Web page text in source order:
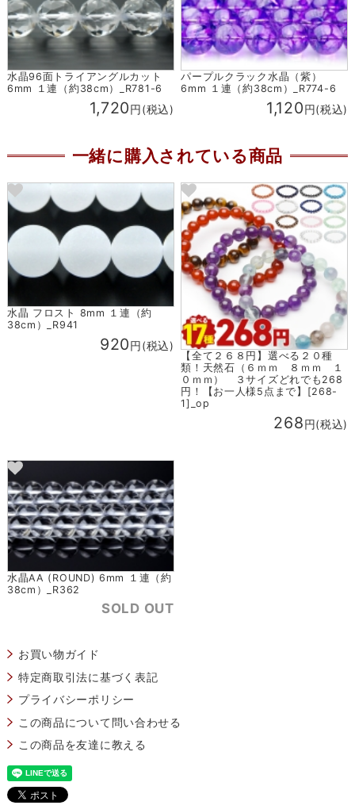
水晶96面トライアングルカット
6mm １連（約38cm）_R781-6
1,720円(税込)
パープルクラック水晶（紫）
6mm １連（約38cm）_R774-6
1,120円(税込)
一緒に購入されている商品
水晶 フロスト 8mm １連（約
38cm）_R941
920円(税込)
【全て２６８円】選べる２０種
類！天然石（６ｍｍ ８ｍｍ １
０ｍｍ） ３サイズどれでも268
円！【お一人様5点まで】[268-
1]_op
268円(税込)
水晶AA (ROUND) 6mm １連（約
38cm）_R362
SOLD OUT
お買い物ガイド
特定商取引法に基づく表記
プライバシーポリシー
この商品について問い合わせる
この商品を友達に教える